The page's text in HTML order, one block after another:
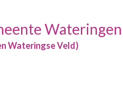
Wateringen
Wateringse Veld)